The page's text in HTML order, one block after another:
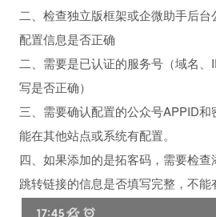
二、检查独立版框架或企微助手后台
配置信息是否正确
二、需要是已认证的服务号（域名
写是否正确）
三、需要确认配置的公众号APPID
能在其他站点或系统有配置。
四、如果添加的是拓客码，需要检
跳转链接的信息是否填写完整，不能